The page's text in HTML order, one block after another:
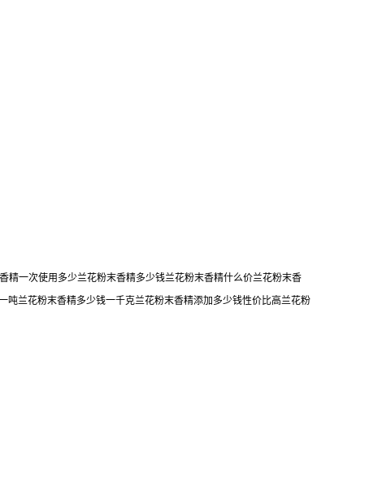
精一次使用多少兰花粉末香精多少钱兰花粉末香精什么价兰花粉末香
兰花粉末香精多少钱一千克兰花粉末香精添加多少钱性价比高兰花粉